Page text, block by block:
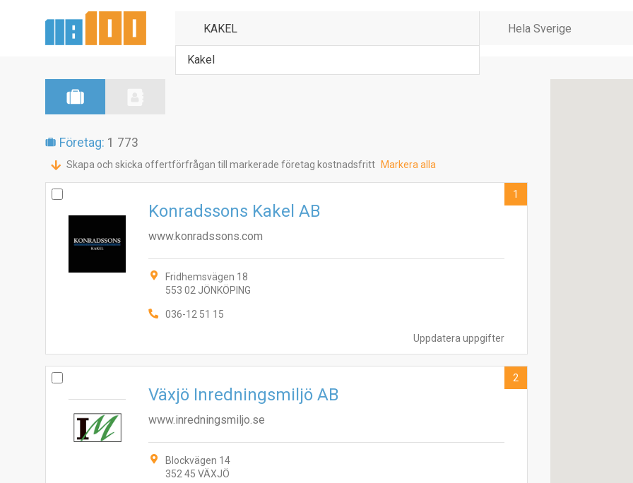
Kakel
Företag: 1 773
Skapa och skicka offertförfrågan till markerade företag kostnadsfritt Markera alla
Uppdatera uppgifter
Konradssons Kakel AB
www.konradssons.com
Fridhemsvägen 18
553 02 JÖNKÖPING
036-12 51 15
1
Växjö Inredningsmiljö AB
www.inredningsmiljo.se
Blockvägen 14
352 45 VÄXJÖ
2